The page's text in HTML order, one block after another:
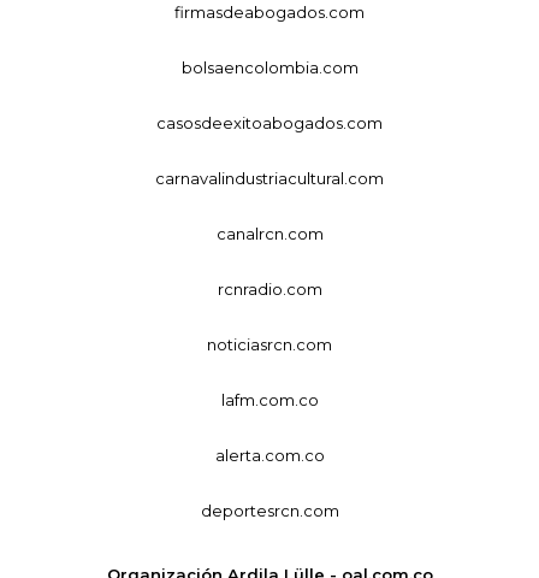
firmasdeabogados.com
bolsaencolombia.com
casosdeexitoabogados.com
carnavalindustriacultural.com
canalrcn.com
rcnradio.com
noticiasrcn.com
lafm.com.co
alerta.com.co
deportesrcn.com
Organización Ardila Lülle - oal.com.co